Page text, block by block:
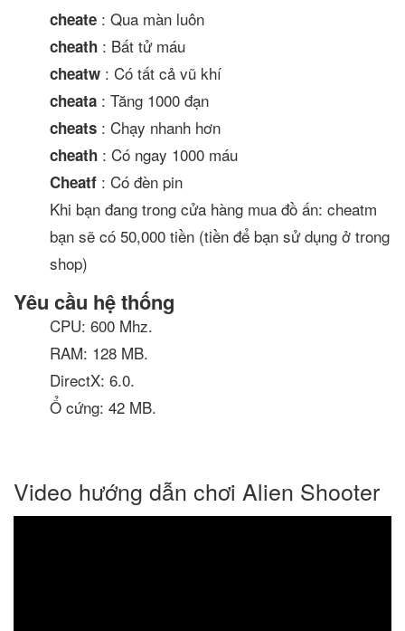
cheate : Qua màn luôn
cheath : Bất tử máu
cheatw : Có tất cả vũ khí
cheata : Tăng 1000 đạn
cheats : Chạy nhanh hơn
cheath : Có ngay 1000 máu
Cheatf : Có đèn pin
Khi bạn đang trong cửa hàng mua đồ ấn: cheatm
bạn sẽ có 50,000 tiền (tiền để bạn sử dụng ở trong
shop)
Yêu cầu hệ thống
CPU: 600 Mhz.
RAM: 128 MB.
DirectX: 6.0.
Ổ cứng: 42 MB.
Video hướng dẫn chơi Alien Shooter